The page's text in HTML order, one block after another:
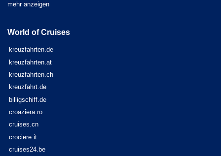
mehr anzeigen
World of Cruises
kreuzfahrten.de
kreuzfahrten.at
kreuzfahrten.ch
kreuzfahrt.de
billigschiff.de
croaziera.ro
cruises.cn
crociere.it
cruises24.be